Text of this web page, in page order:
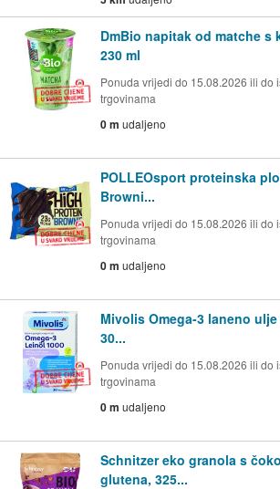
DmBio napitak od matche s
230 ml
Ponuda vrijedi do 15.08.2026 ili do
trgovinama
0 m udaljeno
POLLEOsport proteinska
Browni...
Ponuda vrijedi do 15.08.2026 ili do
trgovinama
0 m udaljeno
Mivolis Omega-3 laneno
30...
Ponuda vrijedi do 15.08.2026 ili do
trgovinama
0 m udaljeno
Schnitzer eko granola s
glutena, 325...